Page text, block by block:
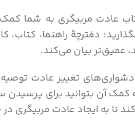
عادت مربیگری به شما
دفترچۀ راهنما، کتاب،
عمیق‌تر بیان می‌کند.
و دشواری‌های تغییر عادت
کمک آن بتوانید برای پرسیدن
تا به ایجاد عادت مربیگری